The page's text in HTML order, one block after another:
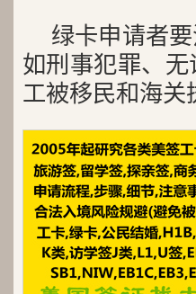
绿卡申请者
如刑事犯罪、
工被移民和海关